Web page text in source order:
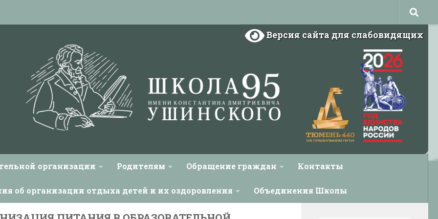
Версия сайта для слабовидящих
организации Родителям Обращение граждан Контакты
об организации отдыха детей и их оздоровления Объединения Школы